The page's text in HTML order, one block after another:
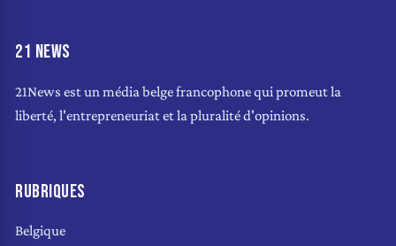
21 NEWS
21News est un média belge francophone qui promeut la
liberté, l'entrepreneuriat et la pluralité d'opinions.
RUBRIQUES
Belgique